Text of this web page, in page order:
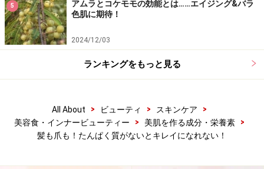
5
アムラとコケモモの効能とは……エイジング&バラ
色肌に期待！
2024/12/03
ランキングをもっと見る
All About > ビューティ > スキンケア
>
美容食・インナービューティー
> 美肌を作る成分・栄養素
>
髪も爪も！たんぱく質がないとキレイになれない！